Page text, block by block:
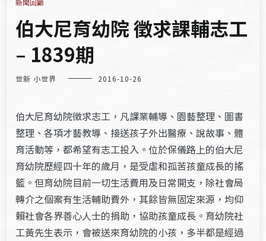
新聞回顧
伯大尼育幼院 徵求課輔志工
– 1839期
世新 小世界 2016-10-26
伯大尼育幼院徵求志工，凡課業輔導、園藝整理、圖書
整理、各項才藝教導、接送孩子外出醫療、說故事、體
育活動等，都希望有志工投入。位於保儀路上的伯大尼
育幼院歷經四十年的歲月，是受虐和孤苦孩童成長的搖
籃。但育幼院目前一切生活費用及日常開支，除社會局
轉介之個案有生活輔助費外，其餘皆無固定來源，均仰
賴社會各界善心人士的捐助，協助孩童成長。育幼院社
工黃先生表示，會被送來育幼院的小孩，多半都是經過